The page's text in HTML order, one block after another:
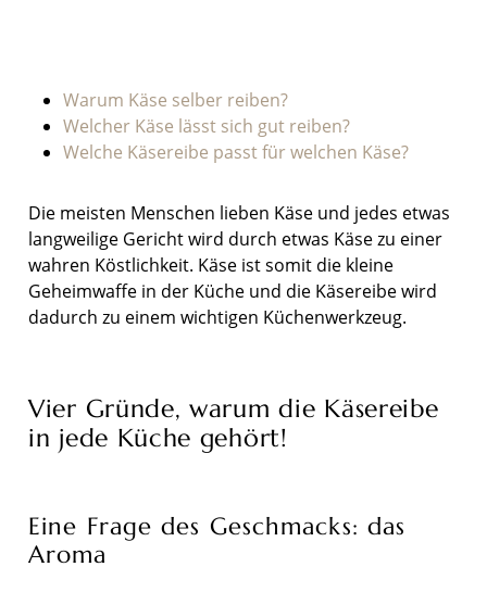
Warum Käse selber reiben?
Welcher Käse lässt sich gut reiben?
Welche Käsereibe passt für welchen Käse?
Die meisten Menschen lieben Käse und jedes etwas
langweilige Gericht wird durch etwas Käse zu einer
wahren Köstlichkeit. Käse ist somit die kleine
Geheimwaffe in der Küche und die Käsereibe wird
dadurch zu einem wichtigen Küchenwerkzeug.
Vier Gründe, warum die Käsereibe
in jede Küche gehört!
Eine Frage des Geschmacks: das
Aroma